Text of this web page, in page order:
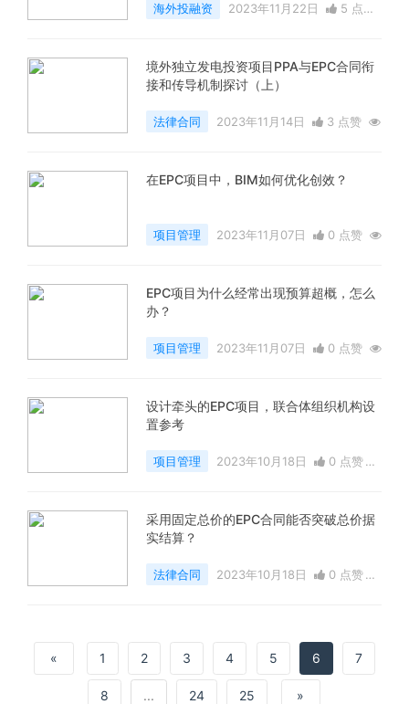
海外投融资 2023年11月22日
5 点赞
境外独立发电投资项目PPA与EPC合同衔
接和传导机制探讨（上）
法律合同 2023年11月14日
3 点赞
在EPC项目中，BIM如何优化创效？
项目管理 2023年11月07日
0 点赞
EPC项目为什么经常出现预算超概，怎么
办？
项目管理 2023年11月07日
0 点赞
设计牵头的EPC项目，联合体组织机构设
置参考
项目管理 2023年10月18日
0 点赞
​采用固定总价的EPC合同能否突破总价据
实结算？
法律合同 2023年10月18日
0 点赞
« 1 2 3 4 5 6 7
8 ... 24 25 »